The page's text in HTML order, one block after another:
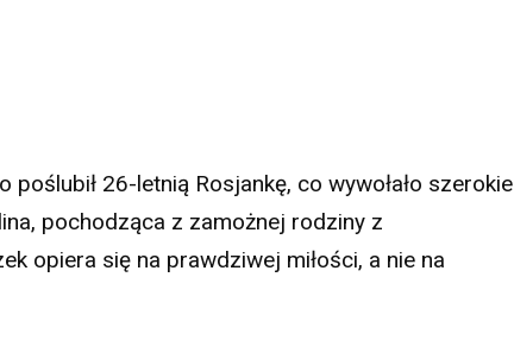
26-letnią Rosjankę, co wywołało szerokie
pochodząca z zamożnej rodziny z
opiera się na prawdziwej miłości, a nie na